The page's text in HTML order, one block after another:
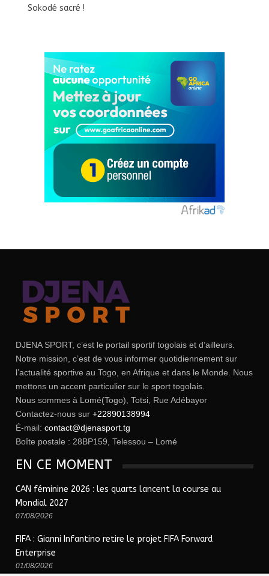
Sokodé sacré !
DJENA SPORT, c’est le portail sportif togolais et d’ailleurs.
Notre mission, c’est de vous informer quotidiennement sur
l’actualité sportive au Togo, en Afrique et dans le Monde. Nous
mettons un accent particulier sur le sport togolais.
Nous sommes à Lomé(Togo), Totsi, Rue Adébayor
Contactez-nous sur +22890138994
É-mail: contact@djenasport.tg
Boîte postale : 28BP159, Telessou – Lomé
EN CE MOMENT
CAN féminine 2026 : les quarts lancent la course au
Mondial 2027
07/08/2026
FIFA : Gianni Infantino retire le projet FIFA Forward
Enterprise
01/08/2026